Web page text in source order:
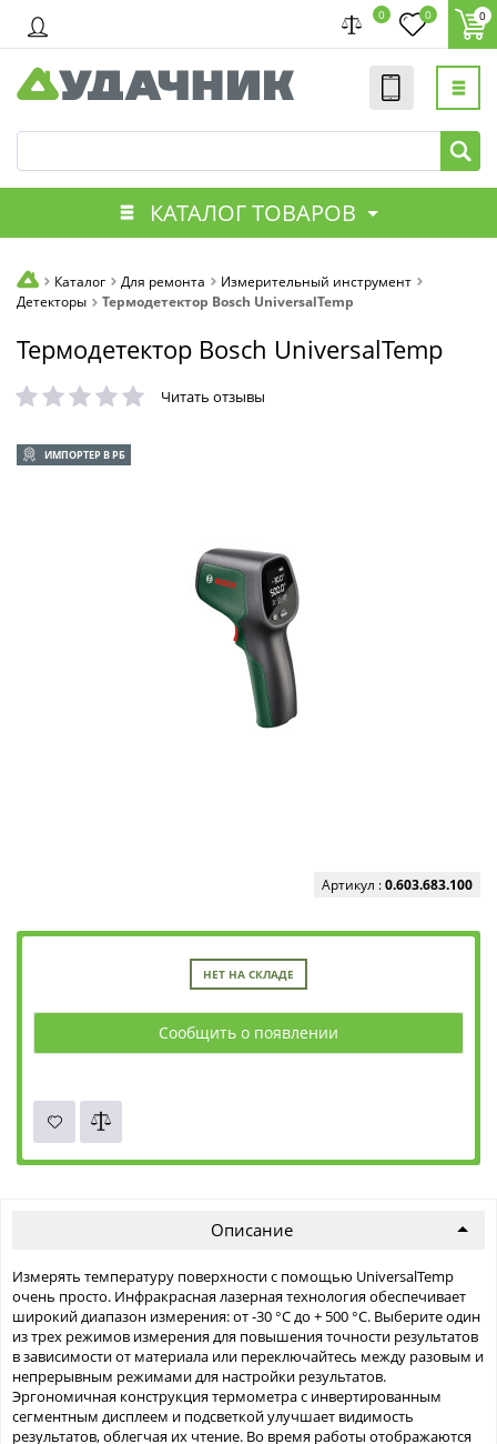
0 0 0
КАТАЛОГ ТОВАРОВ
Каталог Для ремонта
Измерительный инструмент
Детекторы
Термодетектор Bosch UniversalTemp
Термодетектор Bosch UniversalTemp
Читать отзывы
ИМПОРТЕР В РБ
Артикул :0.603.683.100
НЕТ НА СКЛАДЕ
Сообщить о появлении
Описание
Измерять температуру поверхности с помощью UniversalTemp
очень просто. Инфракрасная лазерная технология обеспечивает
широкий диапазон измерения: от -30 °C до + 500 °C. Выберите один
из трех режимов измерения для повышения точности результатов
в зависимости от материала или переключайтесь между разовым и
непрерывным режимами для настройки результатов.
Эргономичная конструкция термометра с инвертированным
сегментным дисплеем и подсветкой улучшает видимость
результатов, облегчая их чтение. Во время работы отображаются